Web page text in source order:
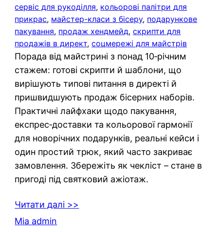
сервіс для рукоділля, кольорові палітри для
прикрас, майстер-класи з бісеру, подарункове
пакування, продаж хендмейд, скрипти для
продажів в директ, соцмережі для майстрів
Порада від майстрині з понад 10‑річним
стажем: готові скрипти й шаблони, що
вирішують типові питання в директі й
пришвидшують продаж бісерних наборів.
Практичні лайфхаки щодо пакування,
експрес‑доставки та кольорової гармонії
для новорічних подарунків, реальні кейси і
один простий трюк, який часто закриває
замовлення. Збережіть як чекліст – стане в
пригоді під святковий ажіотаж.
Читати далі >>
Mia admin